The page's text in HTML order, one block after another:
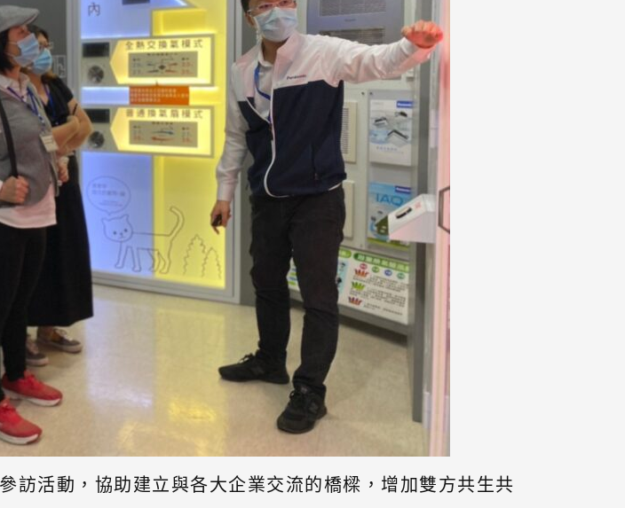
訪活動，協助建立與各大企業交流的橋樑，增加雙方共生共